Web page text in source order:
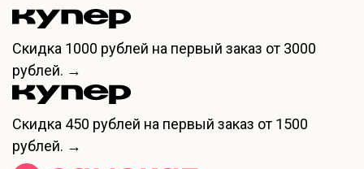
Скидка 1000 рублей на первый заказ от 3000
рублей. →
Скидка 450 рублей на первый заказ от 1500
рублей. →